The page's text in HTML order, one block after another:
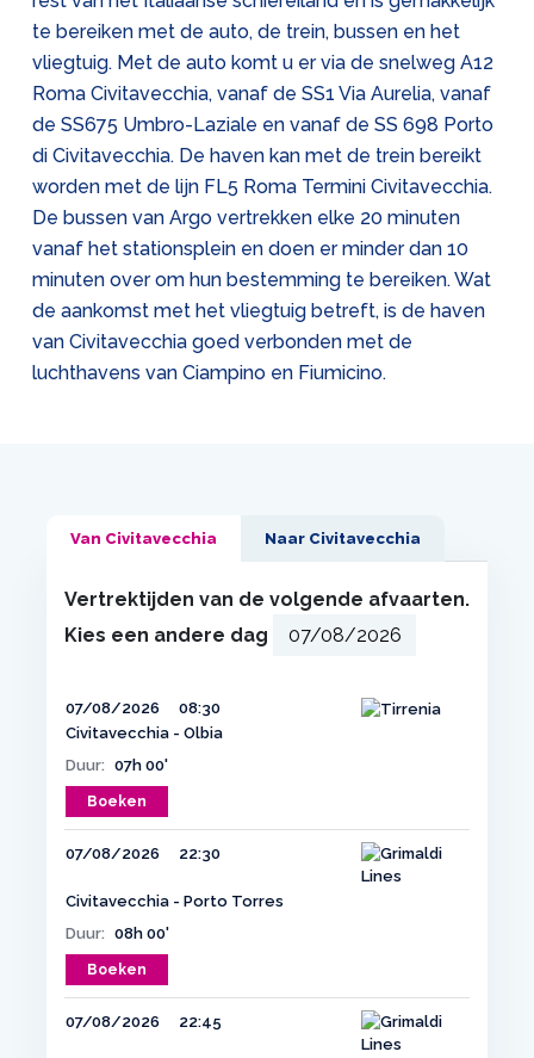
te bereiken met de auto, de trein, bussen en het
vliegtuig. Met de auto komt u er via de snelweg A12
Roma Civitavecchia, vanaf de SS1 Via Aurelia, vanaf
de SS675 Umbro-Laziale en vanaf de SS 698 Porto
di Civitavecchia. De haven kan met de trein bereikt
worden met de lijn FL5 Roma Termini Civitavecchia.
De bussen van Argo vertrekken elke 20 minuten
vanaf het stationsplein en doen er minder dan 10
minuten over om hun bestemming te bereiken. Wat
de aankomst met het vliegtuig betreft, is de haven
van Civitavecchia goed verbonden met de
luchthavens van Ciampino en Fiumicino.
Van Civitavecchia Naar Civitavecchia
Vertrektijden van de volgende afvaarten.
Kies een andere dag
07/08/2026
08:30
Civitavecchia - Olbia
Duur: 07h 00'
Boeken
07/08/2026 22:30
Civitavecchia - Porto Torres
Duur: 08h 00'
Boeken
07/08/2026 22:45